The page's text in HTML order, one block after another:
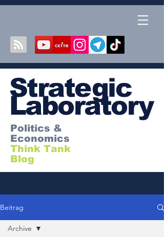
Strategic
Laboratory
Politics &
Economics
Think Tank
Blog
Beitrag
Archive